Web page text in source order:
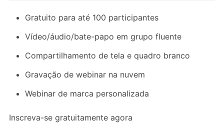
Gratuito para até 100 participantes
Vídeo/áudio/bate-papo em grupo fluente
Compartilhamento de tela e quadro branco
Gravação de webinar na nuvem
Webinar de marca personalizada
Inscreva-se gratuitamente agora